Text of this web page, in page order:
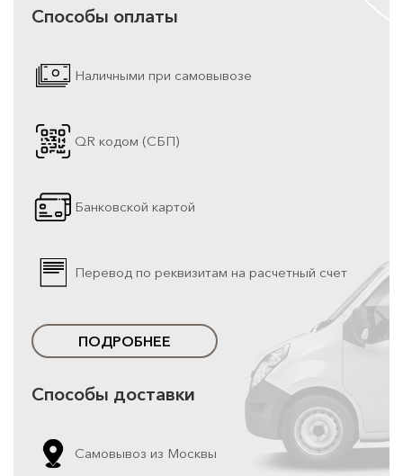
Способы оплаты
Наличными при самовывозе
QR кодом (СБП)
Банковской картой
Перевод по реквизитам на расчетный счет
ПОДРОБНЕЕ
Способы доставки
Самовывоз из Москвы